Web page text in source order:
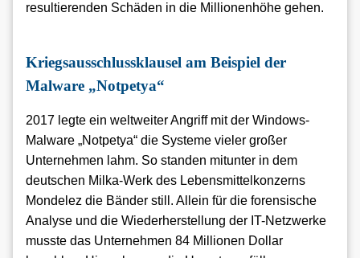
resultierenden Schäden in die Millionenhöhe gehen.
Kriegsausschlussklausel am Beispiel der
Malware „Notpetya“
2017 legte ein weltweiter Angriff mit der Windows-
Malware „Notpetya“ die Systeme vieler großer
Unternehmen lahm. So standen mitunter in dem
deutschen Milka-Werk des Lebensmittelkonzerns
Mondelez die Bänder still. Allein für die forensische
Analyse und die Wiederherstellung der IT-Netzwerke
musste das Unternehmen 84 Millionen Dollar